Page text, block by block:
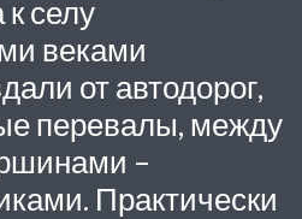
к селу
веками
от автодорог,
перевалы, между
–
Практически